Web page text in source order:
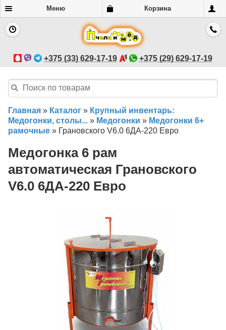
Меню Корзина
+375 (33) 629-17-19 +375 (29) 629-17-19
Главная » Каталог » Крупный инвентарь:
Медогонки, столы... » Медогонки » Медогонки 6+
рамочные » Грановского V6.0 6ДА-220 Евро
Медогонка 6 рам
автоматическая Грановского
V6.0 6ДА-220 Евро